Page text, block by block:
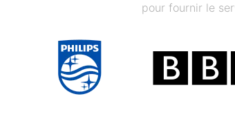
pour fournir le